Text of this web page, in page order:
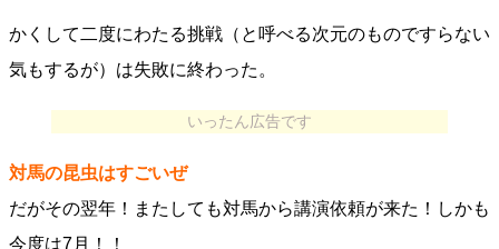
かくして二度にわたる挑戦（と呼べる次元のものですらない
気もするが）は失敗に終わった。
いったん広告です
対馬の昆虫はすごいぜ
だがその翌年！またしても対馬から講演依頼が来た！しかも
今度は7月！！